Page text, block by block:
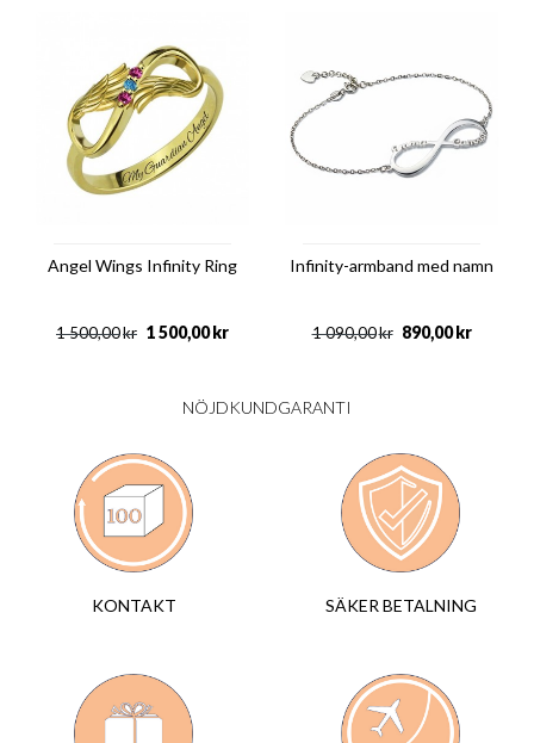
Angel Wings Infinity Ring
kr
1 500,00 kr
1 500,00
Infinity-armband med namn
kr
1 090,00 kr
890,00
NÖJDKUNDGARANTI
KONTAKT SÄKER BETALNING